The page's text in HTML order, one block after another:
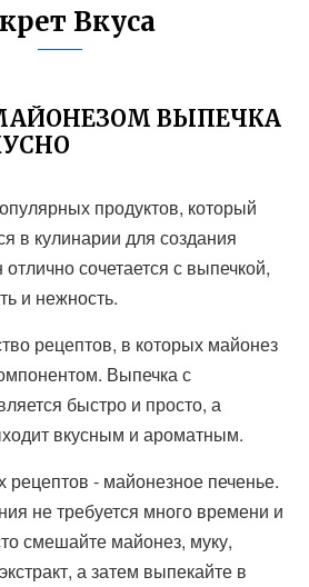
Вкуса
ВЫПЕЧКА
продуктов, который
в кулинарии для создания
сочетается с выпечкой,
и нежность.
рецептов, в которых майонез
Выпечка с
быстро и просто, а
вкусным и ароматным.
- майонезное печенье.
не требуется много времени и
смешайте майонез, муку,
а затем выпекайте в